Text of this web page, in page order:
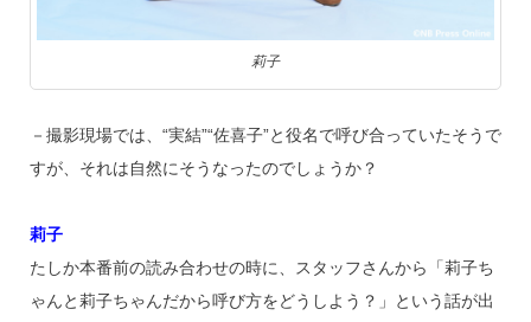
莉子
－撮影現場では、“実結”“佐喜子”と役名で呼び合っていたそうで
すが、それは自然にそうなったのでしょうか？
莉子
たしか本番前の読み合わせの時に、スタッフさんから「莉子ち
ゃんと莉子ちゃんだから呼び方をどうしよう？」という話が出